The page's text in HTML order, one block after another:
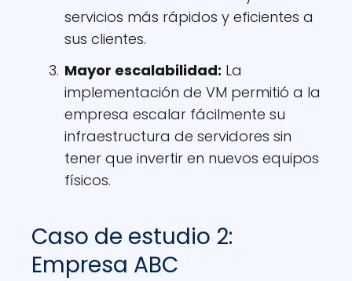
servicios más rápidos y eficientes a
sus clientes.
Mayor escalabilidad: La
implementación de VM permitió a la
empresa escalar fácilmente su
infraestructura de servidores sin
tener que invertir en nuevos equipos
físicos.
Caso de estudio 2:
Empresa ABC